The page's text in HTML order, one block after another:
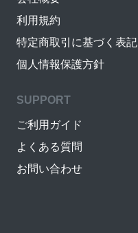
利用規約
特定商取引に基づく表記
個人情報保護方針
SUPPORT
ご利用ガイド
よくある質問
お問い合わせ